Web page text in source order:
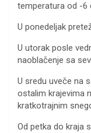
temperatura od -6
U ponedeljak
U utorak posle
naoblačenje sa
U sredu uveče na
ostalim krajevima
kratkotrajnim
Od petka do kraja